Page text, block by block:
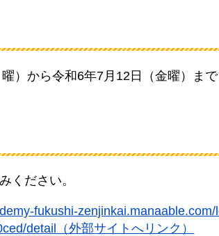
）から令和6年7月12日（金曜）まで
ください。
fukushi-
detail（外部サイトへリンク）